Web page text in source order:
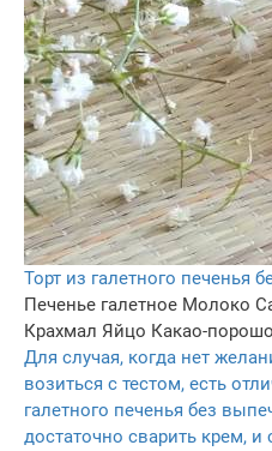
Торт из галетного печенья
Печенье галетное Молоко
Крахмал Яйцо Какао-
Для случая, когда нет
возиться с тестом, есть
галетного печенья без
достаточно сварить крем, и